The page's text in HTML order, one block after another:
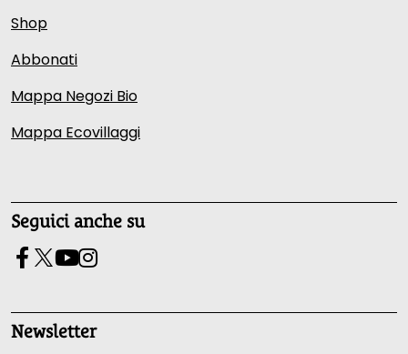
Shop
Abbonati
Mappa Negozi Bio
Mappa Ecovillaggi
Seguici anche su
Newsletter